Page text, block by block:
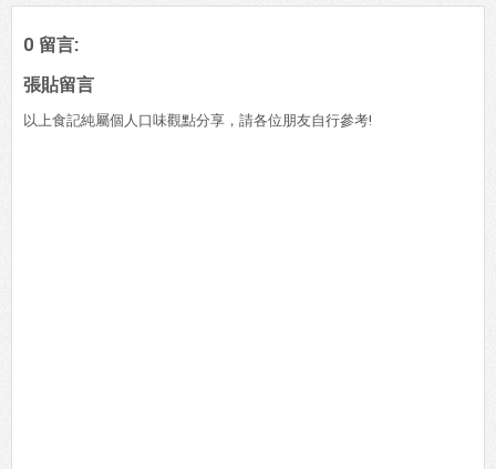
0 留言:
張貼留言
以上食記純屬個人口味觀點分享，請各位朋友自行參考!